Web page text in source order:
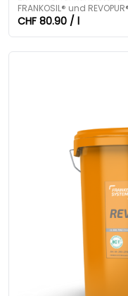
FRANKOSIL® und
CHF 80.90 / l